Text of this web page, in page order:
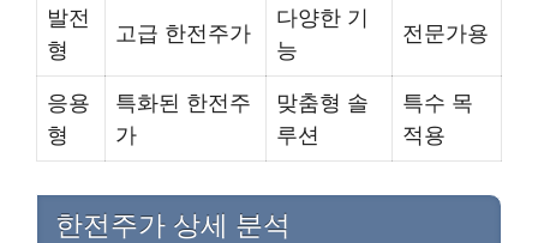
발전
형
고급 한전주가
다양한 기
능
전문가용
응용
형
특화된 한전주
가
맞춤형 솔
루션
특수 목
적용
한전주가 상세 분석